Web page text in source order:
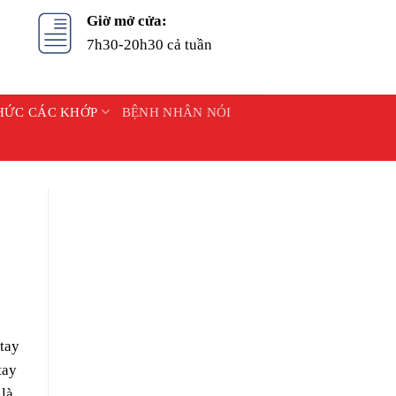
Giờ mở cửa:
7h30-20h30 cả tuần
CÁC KHỚP BỆNH NHÂN NÓI